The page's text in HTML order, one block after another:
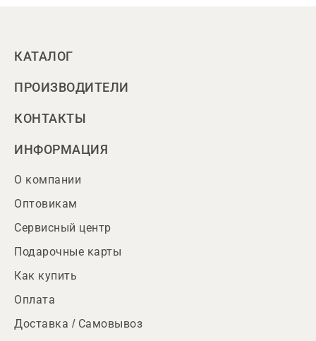
КАТАЛОГ
ПРОИЗВОДИТЕЛИ
КОНТАКТЫ
ИНФОРМАЦИЯ
О компании
Оптовикам
Сервисный центр
Подарочные карты
Как купить
Оплата
Доставка / Самовывоз